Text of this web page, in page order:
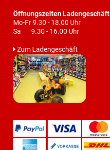
Öffnungszeiten Ladengeschäft
Mo-Fr 9.30 - 18.00 Uhr
Sa 9.30 - 16.00 Uhr
Zum Ladengeschäft